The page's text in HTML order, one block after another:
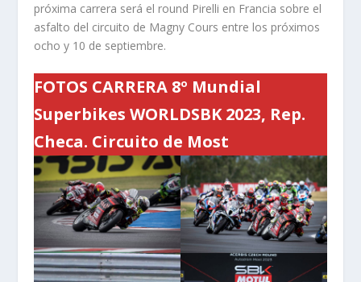
próxima carrera será el round Pirelli en Francia sobre el
asfalto del circuito de Magny Cours entre los próximos
ocho y 10 de septiembre.
FOTOS CARRERA 8º Mundial
Superbikes WORLDSBK 2023, Rep.
Checa. Circuito de Most